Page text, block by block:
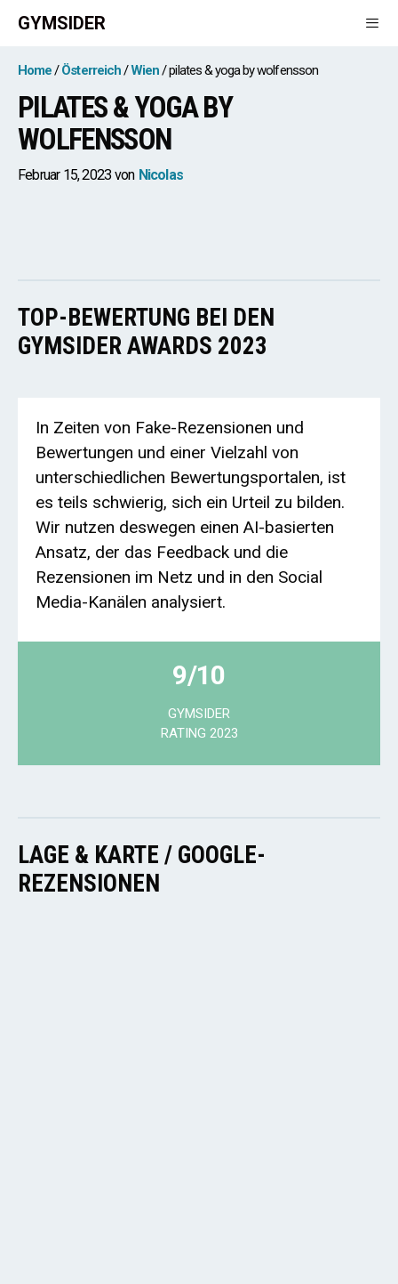
Zum
Inhalt
springen
GYMSIDER
Home Österreich Wien pilates & yoga by wolfensson
PILATES & YOGA BY
WOLFENSSON
Februar 15, 2023 von Nicolas
TOP-BEWERTUNG BEI DEN
GYMSIDER AWARDS 2023
In Zeiten von Fake-Rezensionen und
Bewertungen und einer Vielzahl von
unterschiedlichen Bewertungsportalen, ist
es teils schwierig, sich ein Urteil zu bilden.
Wir nutzen deswegen einen AI-basierten
Ansatz, der das Feedback und die
Rezensionen im Netz und in den Social
Media-Kanälen analysiert.
9/10
GYMSIDER
RATING 2023
LAGE & KARTE / GOOGLE-
REZENSIONEN